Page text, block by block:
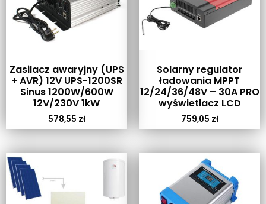
Zasilacz awaryjny (UPS
+ AVR) 12V UPS-1200SR
Sinus 1200W/600W
12V/230V 1kW
578,55 zł
Solarny regulator
ładowania MPPT
12/24/36/48V – 30A PRO
wyświetlacz LCD
759,05 zł